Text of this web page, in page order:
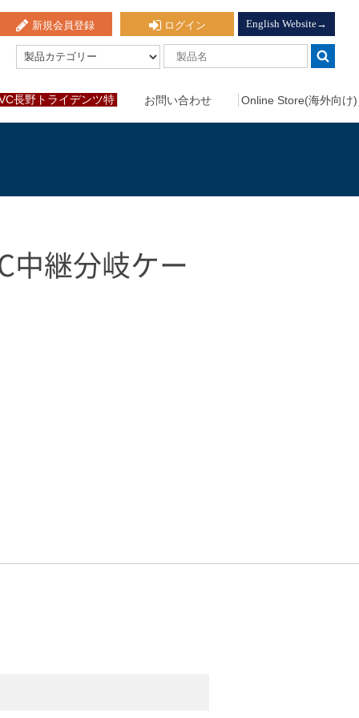
新規会員登録 ログイン English Website→
長野トライデンツ特
お問い合わせ Online Store(海外向け)
継分岐ケー